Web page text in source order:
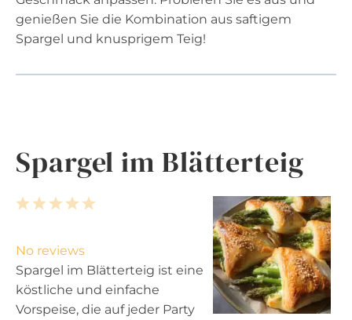
genießen Sie die Kombination aus saftigem
Spargel und knusprigem Teig!
Spargel im Blätterteig
5
a
r
s
4
t
a
r
s
3
t
a
r
s
2
t
a
r
s
1
t
a
r
No reviews
Spargel im Blätterteig ist eine
köstliche und einfache
Vorspeise, die auf jeder Party